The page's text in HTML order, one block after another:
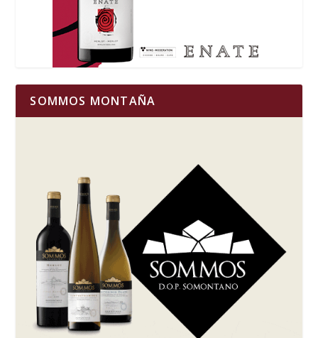
SOMMOS MONTAÑA